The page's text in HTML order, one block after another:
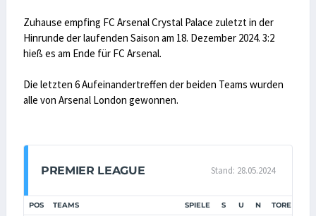
Zuhause empfing FC Arsenal Crystal Palace zuletzt in der
Hinrunde der laufenden Saison am 18. Dezember 2024. 3:2
hieß es am Ende für FC Arsenal.
Die letzten 6 Aufeinandertreffen der beiden Teams wurden
alle von Arsenal London gewonnen.
PREMIER LEAGUE Stand: 28.05.2024
POS TEAMS SPIELE S U N TORE